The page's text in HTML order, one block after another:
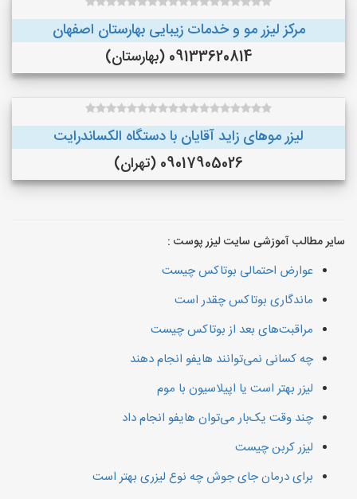
مرکز لیزر مو و خدمات زیبایی بهارستان اصفهان
09133620814 (بهارستان)
لیزر موهای زاید آقایان با دستگاه الکساندرایت
09017905026 (تهران)
سایر مطالب آموزشی سایت لیزر پوست :
عوارض احتمالی بوتاکس چیست
ماندگاری بوتاکس چقدر است
مراقبت‌های بعد از بوتاکس چیست
چه کسانی نمی‌توانند هایفو انجام دهند
لیزر بهتر است یا اپیلاسیون با موم
چند وقت یک‌بار می‌توان هایفو انجام داد
لیزر کربن چیست
برای درمان جای جوش چه نوع لیزری بهتر است